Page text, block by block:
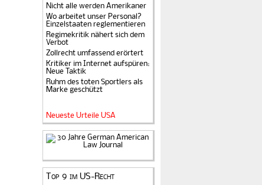
Nicht alle werden Amerikaner
Wo arbeitet unser Personal?
Einzelstaaten reglementieren
Regimekritik nähert sich dem
Verbot
Zollrecht umfassend erörtert
Kritiker im Internet aufspüren:
Neue Taktik
Ruhm des toten Sportlers als
Marke geschützt
Neueste Urteile USA
Top 9 im US-Recht